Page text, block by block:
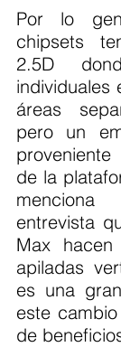
Por lo
chipsets
2.5D
individuales
áreas
pero un
de la
entrevista
Max
apiladas
es una
este
de